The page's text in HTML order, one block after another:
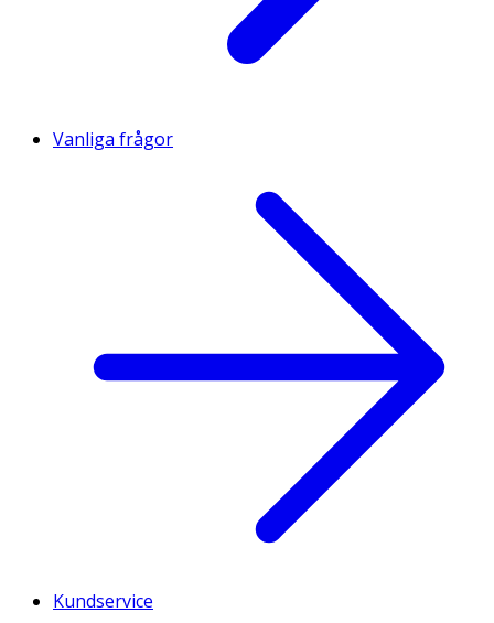
Vanliga frågor
Kundservice